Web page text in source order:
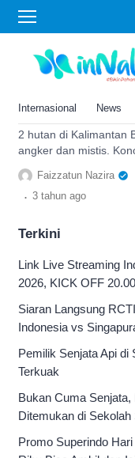
Internasional News
hutan angker
Indah Tapi
Hutan Adat di
Riwayat Mistis
2 hutan di Kalimantan
angker dan mistis.
hilang di sana tidak
lagi!
Faizzatun Nazira
. 3 tahun ago
Terkini
Link Live Streaming
2026, KICK OFF
Siaran Langsung
Indonesia vs
Pemilik Senjata Api
Terkuak
Bukan Cuma
Ditemukan di
Promo Superindo